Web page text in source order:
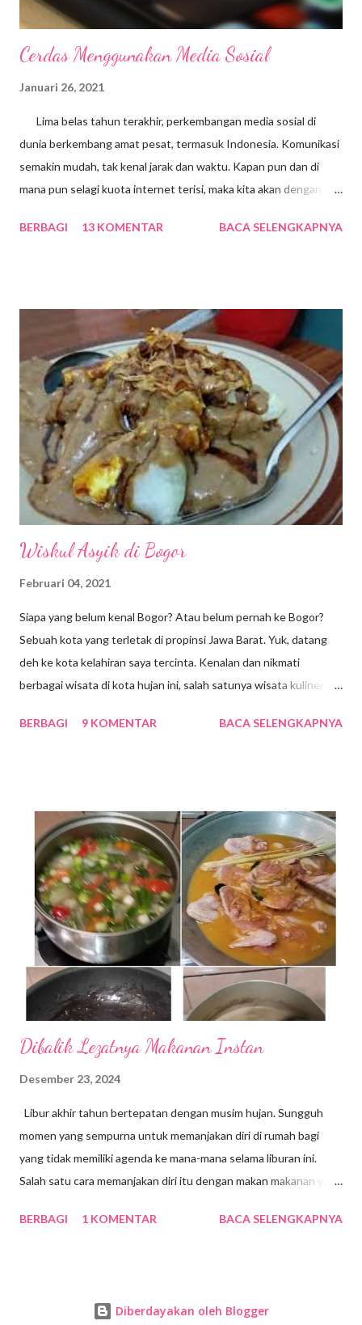
Cerdas Menggunakan Media Sosial
Januari 26, 2021
Lima belas tahun terakhir, perkembangan media sosial di
dunia berkembang amat pesat, termasuk Indonesia. Komunikasi
semakin mudah, tak kenal jarak dan waktu. Kapan pun dan di
mana pun selagi kuota internet terisi, maka kita akan dengan
manapun. Positifnya, masyarakat kita jadi sangat melek
aplikasi itu memang sangat menarik, sehingga bisa menyita
waktu dan membuat kita tidak produktif, karena menghabiskan
waktu berjam-jam menatap gawai menikmati berbagai sajian
media sosial. Tidak bisa dipungkiri, sebagain besar
masyarakat kita sudah kecanduan gawai dan sulit lepas dari alat
canggih segenggaman tangan itu. Agar kita tetap waras dan
produktif dalam bersosmed maka...
BERBAGI 13 KOMENTAR BACA SELENGKAPNYA
Wiskul Asyik di Bogor
Februari 04, 2021
Siapa yang belum kenal Bogor? Atau belum pernah ke Bogor?
Sebuah kota yang terletak di propinsi Jawa Barat. Yuk, datang
deh ke kota kelahiran saya tercinta. Kenalan dan nikmati
berbagai wisata di kota hujan ini, salah satunya wisata kuliner
miniaturnya Bandung, banyak tempat wisata yang asyik dan
khas daerah setempat. Jika, belum mencicipi makanan khasnya
rasanya belum afdol ya. Indonesia memang kaya dengan aneka
jenis makanan khas daerah, baik yang tradisional maupun
modern. Belum lagi street food tiap kota selalu menarik untuk
dicicipi. Baiklah, sekarang kita jalan-jalan di Bogor, yuk. Kita
cicipin makanan apa saja yang menjadi daya tarik wisata kuliner di
kota hujan itu. 1. Doclang Salah satu makanan khas yang
selalu ...
BERBAGI 9 KOMENTAR BACA SELENGKAPNYA
Dibalik Lezatnya Makanan Instan
Desember 23, 2024
Libur akhir tahun bertepatan dengan musim hujan. Sungguh
momen yang sempurna untuk memanjakan diri di rumah bagi
yang tidak memiliki agenda ke mana-mana selama liburan ini.
Salah satu cara memanjakan diri itu dengan makan makanan yang
kini. Para pebisnis kuliner berlomba-lomba menyajikan varian
kemudahan dan kecepatan penyajiannya, telah menjadi bagian
BERBAGI 1 KOMENTAR BACA SELENGKAPNYA
Diberdayakan oleh Blogger